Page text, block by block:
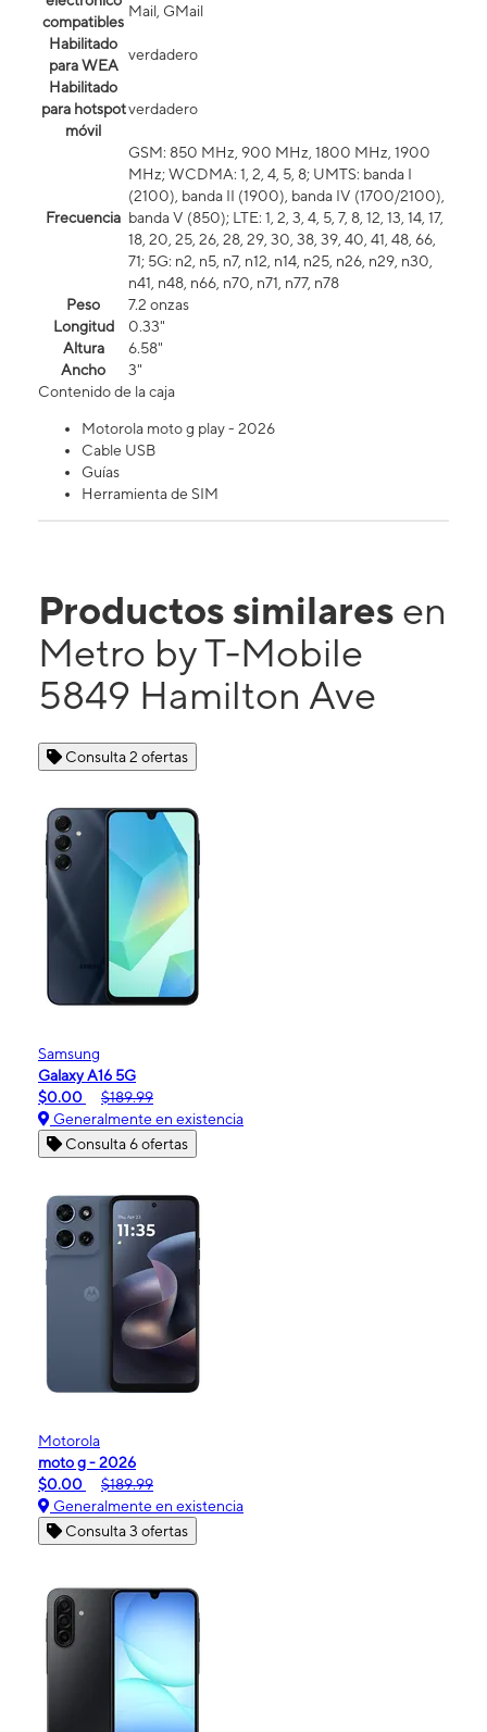
compatibles
Mail, GMail
Habilitado
para WEA
verdadero
Habilitado
para hotspot
móvil
verdadero
Frecuencia
GSM: 850 MHz, 900 MHz, 1800 MHz, 1900
MHz; WCDMA: 1, 2, 4, 5, 8; UMTS: banda I
(2100), banda II (1900), banda IV (1700/2100),
banda V (850); LTE: 1, 2, 3, 4, 5, 7, 8, 12, 13, 14, 17,
18, 20, 25, 26, 28, 29, 30, 38, 39, 40, 41, 48, 66,
71; 5G: n2, n5, n7, n12, n14, n25, n26, n29, n30,
n41, n48, n66, n70, n71, n77, n78
Peso
7.2 onzas
Longitud
0.33"
Altura
6.58"
Ancho
3"
Contenido de la caja
Motorola moto g play - 2026
Cable USB
Guías
Herramienta de SIM
Productos similares en
Metro by T-Mobile
5849 Hamilton Ave
Consulta 2 ofertas
Samsung
Galaxy A16 5G
$0.00
$189.99
Generalmente en existencia
Consulta 6 ofertas
Motorola
moto g - 2026
$0.00
$189.99
Generalmente en existencia
Consulta 3 ofertas